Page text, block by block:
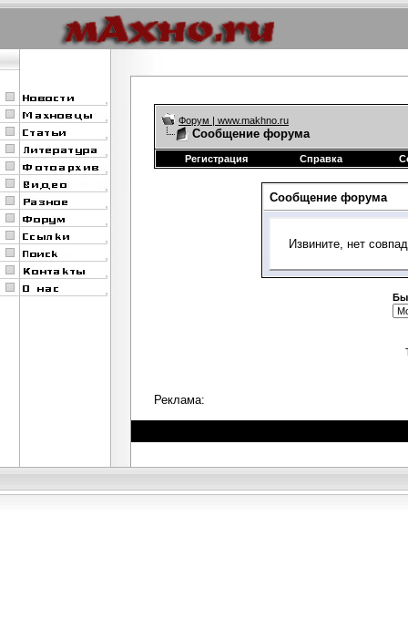
Форум | www.makhno.ru
Сообщение форума
Регистрация Справка
Сообщение форума
Извините, нет
Реклама: